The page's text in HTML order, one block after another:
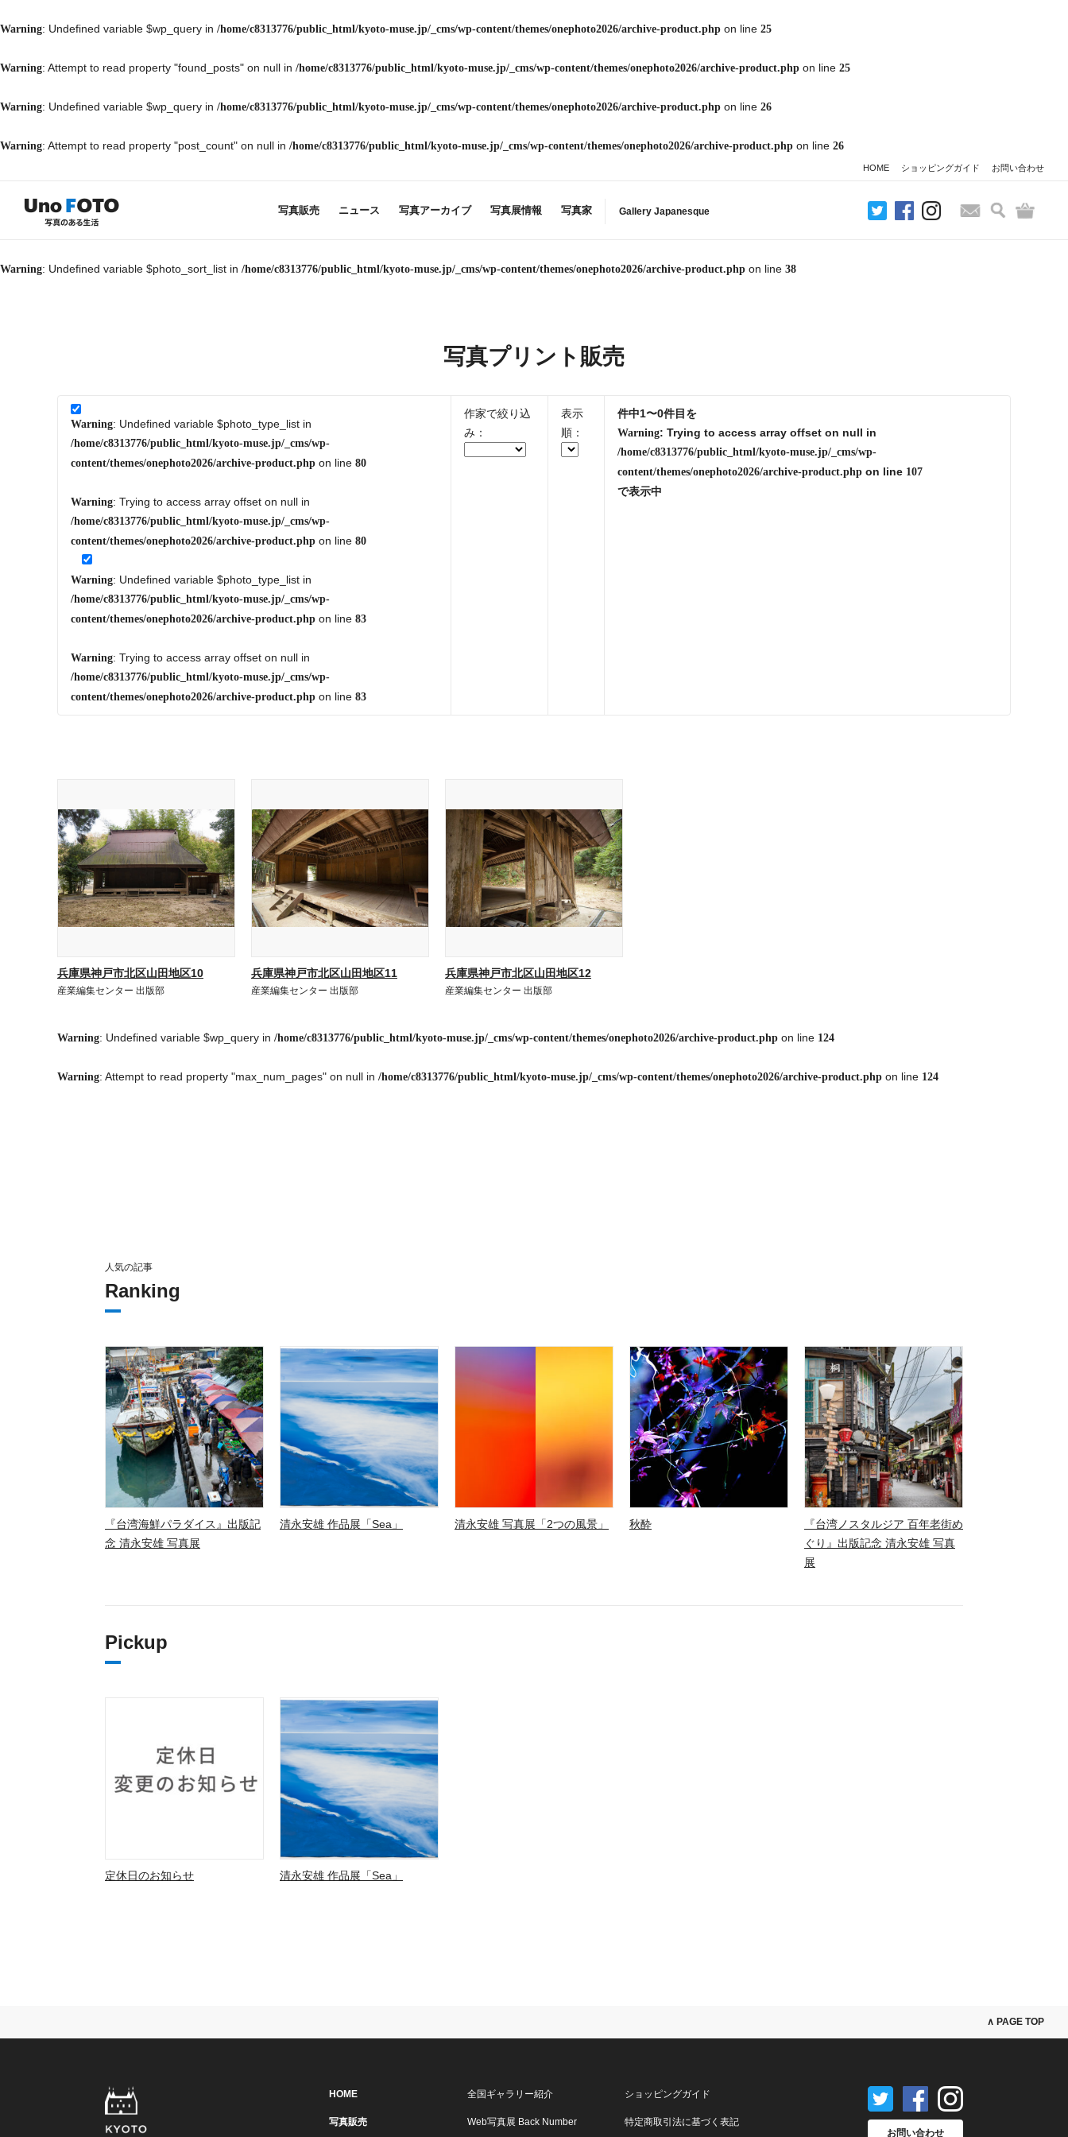
Warning: Undefined variable $wp_query in /home/c8313776/public_html/kyoto-muse.jp/_cms/wp-content/themes/onephoto2026/archive-product.php on line 25
Warning: Attempt to read property "found_posts" on null in /home/c8313776/public_html/kyoto-muse.jp/_cms/wp-content/themes/onephoto2026/archive-product.php on line 25
Warning: Undefined variable $wp_query in /home/c8313776/public_html/kyoto-muse.jp/_cms/wp-content/themes/onephoto2026/archive-product.php on line 26
Warning: Attempt to read property "post_count" on null in /home/c8313776/public_html/kyoto-muse.jp/_cms/wp-content/themes/onephoto2026/archive-product.php on line 26
HOME ショッピングガイド お問い合わせ
写真販売 ニュース 写真アーカイブ 写真展情報 写真家 Gallery Japanesque お問い合わせ
検索
Warning: Undefined variable $photo_sort_list in /home/c8313776/public_html/kyoto-muse.jp/_cms/wp-content/themes/onephoto2026/archive-product.php on line 38
写真プリント販売
Warning: Undefined variable $photo_type_list in
/home/c8313776/public_html/kyoto-muse.jp/_cms/wp-
content/themes/onephoto2026/archive-product.php on line 80
Warning: Trying to access array offset on null in
/home/c8313776/public_html/kyoto-muse.jp/_cms/wp-
content/themes/onephoto2026/archive-product.php on line 80
Warning: Undefined variable $photo_type_list in
/home/c8313776/public_html/kyoto-muse.jp/_cms/wp-
content/themes/onephoto2026/archive-product.php on line 83
Warning: Trying to access array offset on null in
/home/c8313776/public_html/kyoto-muse.jp/_cms/wp-
content/themes/onephoto2026/archive-product.php on line 83
作家で絞り込
み：
表示
順：
件中1〜0件目を
Warning: Trying to access array offset on null in
/home/c8313776/public_html/kyoto-muse.jp/_cms/wp-
content/themes/onephoto2026/archive-product.phpon line 107
で表示中
兵庫県神戸市北区山田地区10
産業編集センター 出版部
兵庫県神戸市北区山田地区11
産業編集センター 出版部
兵庫県神戸市北区山田地区12
産業編集センター 出版部
Warning: Undefined variable $wp_query in /home/c8313776/public_html/kyoto-muse.jp/_cms/wp-content/themes/onephoto2026/archive-product.php on line 124
Warning: Attempt to read property "max_num_pages" on null in /home/c8313776/public_html/kyoto-muse.jp/_cms/wp-content/themes/onephoto2026/archive-product.php on line 124
人気の記事
Ranking
『台湾海鮮パラダイス』出版記
念 清永安雄 写真展
清永安雄 作品展「Sea」 清永安雄 写真展「2つの風景」 秋酔
『台湾ノスタルジア 百年老街め
ぐり』出版記念 清永安雄 写真
展
Pickup
定休日のお知らせ 清永安雄 作品展「Sea」
∧ PAGE TOP
HOME
写真販売
全国ギャラリー紹介
Web写真展 Back Number
ショッピングガイド
特定商取引法に基づく表記
お問い合わせ